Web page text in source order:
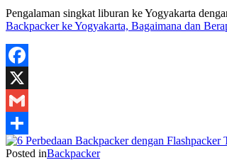
Pengalaman singkat liburan ke Yogyakarta
Backpacker ke Yogyakarta, Bagaimana dan
Facebook
X
Gmail
Share
Posted inBackpacker